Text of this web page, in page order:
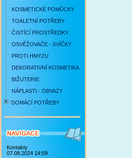
KOSMETICKÉ POMŮCKY
TOALETNÍ POTŘEBY
ČISTÍCÍ PROSTŘEDKY
OSVĚŽOVAČE - SVÍČKY
PROTI HMYZU
DEKORATIVNÍ KOSMETIKA
BIŽUTERIE
NÁPLASTI - OBVAZY
DOMÁCÍ POTŘEBY
Kontakty
07.08.2024 14:59